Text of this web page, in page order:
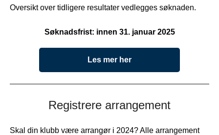
Oversikt over tidligere resultater vedlegges søknaden.
Søknadsfrist: innen 31. januar 2025
Les mer her
Registrere arrangement
Skal din klubb være arrangør i 2024? Alle arrangement